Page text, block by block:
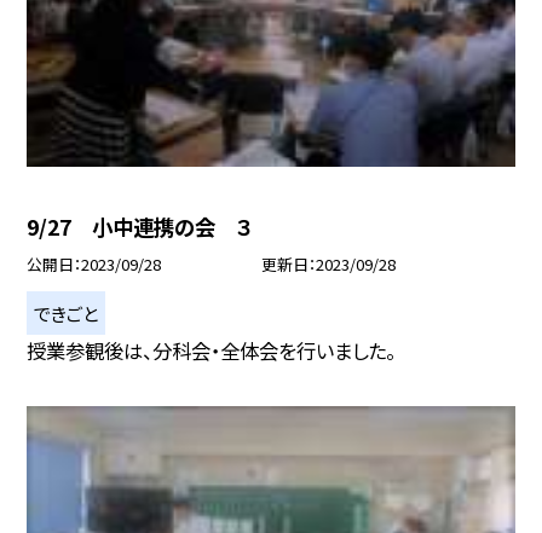
9/27 小中連携の会 ３
公開日 2023/09/28 更新日 2023/09/28
できごと
授業参観後は、分科会・全体会を行いました。